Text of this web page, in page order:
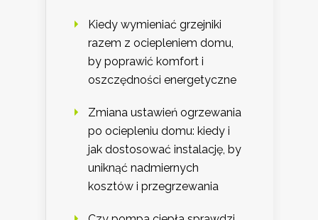
Kiedy wymieniać grzejniki
razem z ociepleniem domu,
by poprawić komfort i
oszczędności energetyczne
Zmiana ustawień ogrzewania
po ociepleniu domu: kiedy i
jak dostosować instalację, by
uniknąć nadmiernych
kosztów i przegrzewania